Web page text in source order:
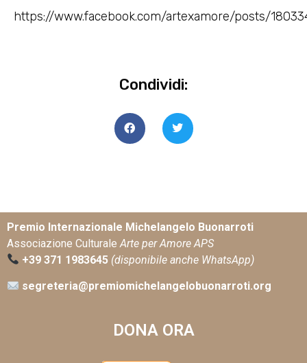
https://www.facebook.com/artexamore/posts/
Condividi:
Premio Internazionale Michelangelo Buonarroti
Associazione Culturale Arte per Amore APS
+39 371 1983645 (disponibile anche WhatsApp)
segreteria@premiomichelangelobuonarroti.org
DONA ORA